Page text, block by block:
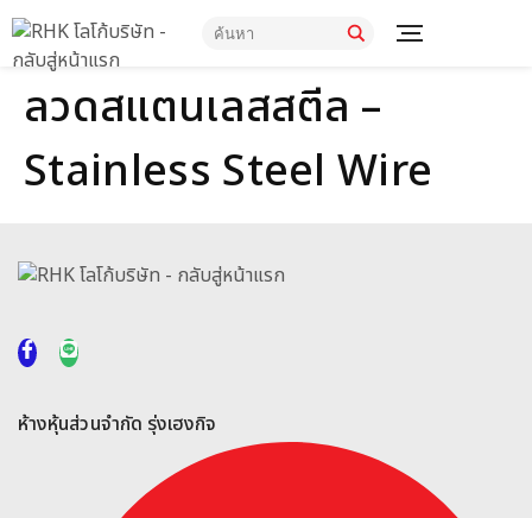
ลวดสแตนเลสสตีล –
Stainless Steel Wire
ห้างหุ้นส่วนจำกัด รุ่งเฮงกิจ